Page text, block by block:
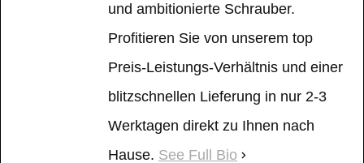
und ambitionierte Schrauber.
Profitieren Sie von unserem top
Preis-Leistungs-Verhältnis und einer
blitzschnellen Lieferung in nur 2-3
Werktagen direkt zu Ihnen nach
Hause. See Full Bio